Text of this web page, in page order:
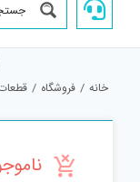
خانه / فروشگاه /